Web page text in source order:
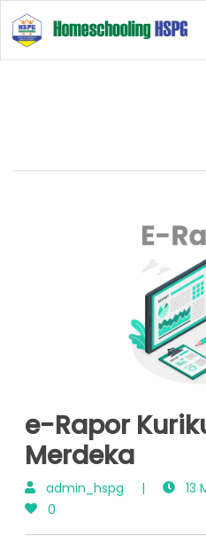
e-Rapor
Merdeka
admin_hspg | 13
0